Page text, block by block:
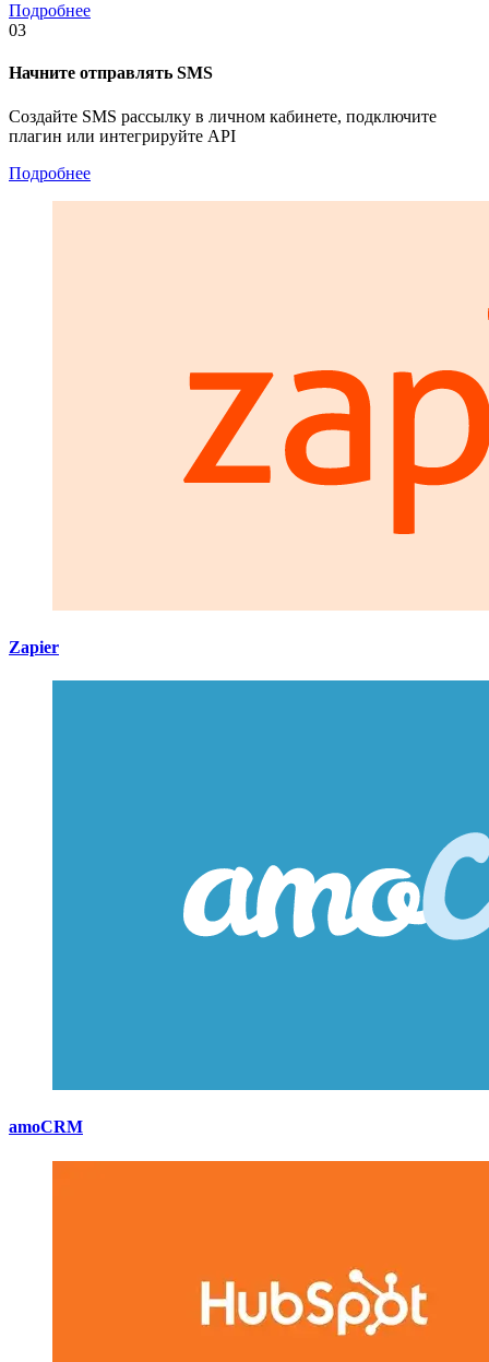
Подробнее
03
Начните отправлять SMS
Создайте SMS рассылку в личном кабинете, подключите
плагин или интегрируйте API
Подробнее
Zapier
amoCRM